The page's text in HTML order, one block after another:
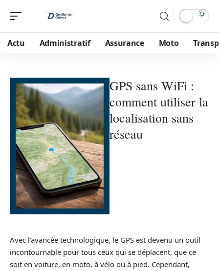
Actu Administratif Assurance Moto
GPS sans WiFi :
comment utiliser la
localisation sans
réseau
Avec l’avancée technologique, le GPS est devenu un outil
incontournable pour tous ceux qui se déplacent, que ce
soit en voiture, en moto, à vélo ou à pied. Cependant,